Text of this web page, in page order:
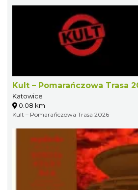
Kult – Pomarańczowa Trasa
Katowice
0.08 km
Kult – Pomarańczowa Trasa 2026